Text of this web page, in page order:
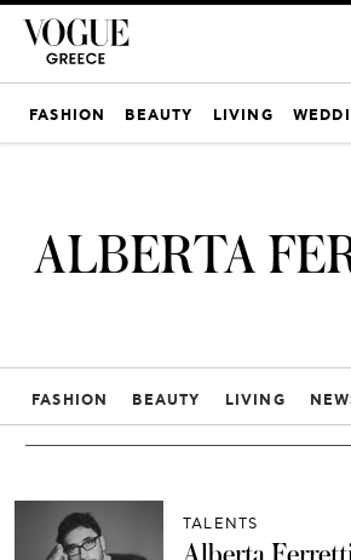
FASHION BEAUTY LIVING
ALBERTA
FASHION BEAUTY LIVING
TALENTS